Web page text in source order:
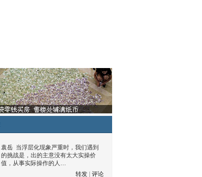
袁岳 当浮层化现象严重时，我们遇到
的挑战是，出的主意没有太大实操价
值，从事实际操作的人…
转发
评论